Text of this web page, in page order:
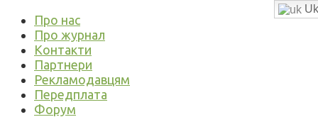
Про нас
Про журнал
Контакти
Партнери
Рекламодавцям
Передплата
Форум